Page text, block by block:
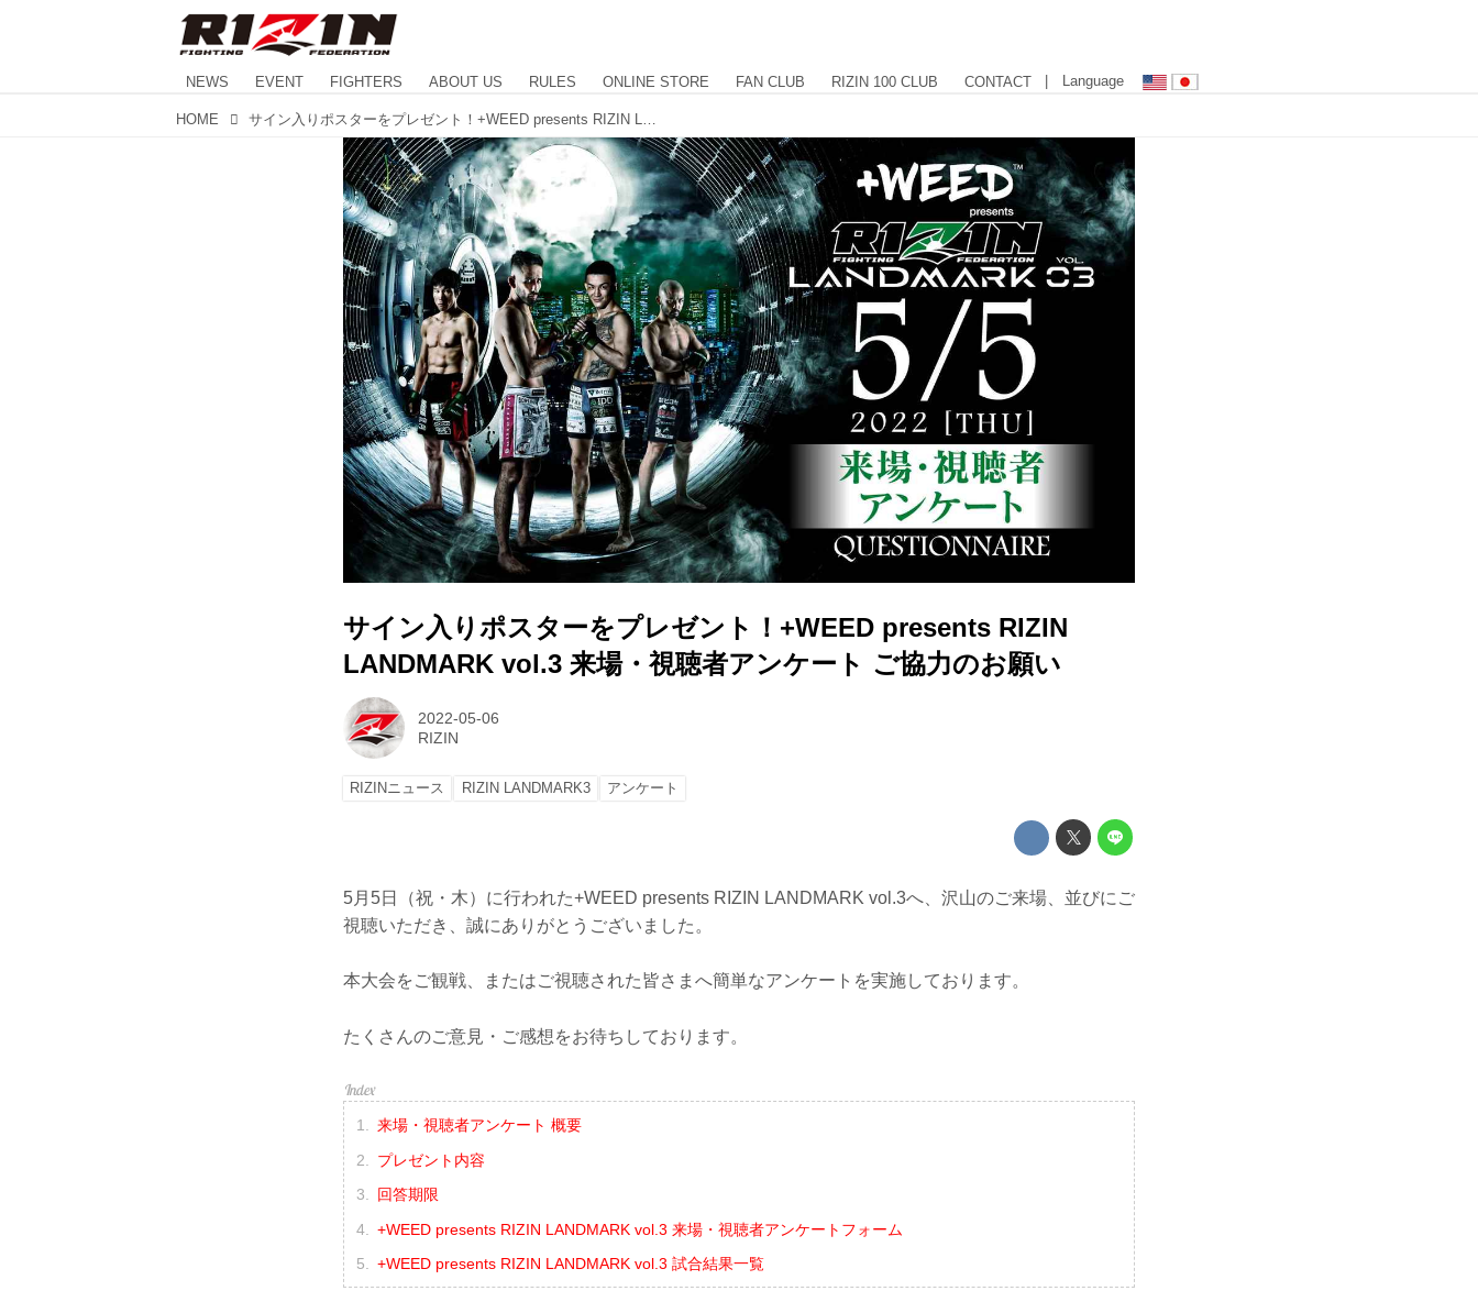
NEWS EVENT FIGHTERS ABOUT US RULES ONLINE STORE FAN CLUB RIZIN 100 CLUB CONTACT | Language
HOME
サイン入りポスターをプレゼント！+WEED presents RIZIN
LANDMARK vol.3 来場・視聴者アンケート ご協力のお願い
2022-05-06
RIZIN
RIZINニュース RIZIN LANDMARK3 アンケート
5月5日（祝・木）に行われた+WEED presents RIZIN LANDMARK vol.3へ、沢山のご来場、並びにご
視聴いただき、誠にありがとうございました。
本大会をご観戦、またはご視聴された皆さまへ簡単なアンケートを実施しております。
たくさんのご意見・ご感想をお待ちしております。
来場・視聴者アンケート 概要
プレゼント内容
回答期限
+WEED presents RIZIN LANDMARK vol.3 来場・視聴者アンケートフォーム
+WEED presents RIZIN LANDMARK vol.3 試合結果一覧